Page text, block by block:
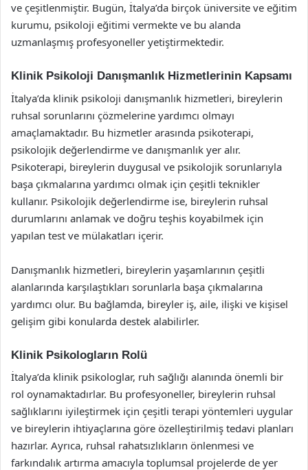
ve çeşitlenmiştir. Bugün, İtalya’da birçok üniversite ve eğitim
kurumu, psikoloji eğitimi vermekte ve bu alanda
uzmanlaşmış profesyoneller yetiştirmektedir.
Klinik Psikoloji Danışmanlık Hizmetlerinin Kapsamı
İtalya’da klinik psikoloji danışmanlık hizmetleri, bireylerin
ruhsal sorunlarını çözmelerine yardımcı olmayı
amaçlamaktadır. Bu hizmetler arasında psikoterapi,
psikolojik değerlendirme ve danışmanlık yer alır.
Psikoterapi, bireylerin duygusal ve psikolojik sorunlarıyla
başa çıkmalarına yardımcı olmak için çeşitli teknikler
kullanır. Psikolojik değerlendirme ise, bireylerin ruhsal
durumlarını anlamak ve doğru teşhis koyabilmek için
yapılan test ve mülakatları içerir.
Danışmanlık hizmetleri, bireylerin yaşamlarının çeşitli
alanlarında karşılaştıkları sorunlarla başa çıkmalarına
yardımcı olur. Bu bağlamda, bireyler iş, aile, ilişki ve kişisel
gelişim gibi konularda destek alabilirler.
Klinik Psikologların Rolü
İtalya’da klinik psikologlar, ruh sağlığı alanında önemli bir
rol oynamaktadırlar. Bu profesyoneller, bireylerin ruhsal
sağlıklarını iyileştirmek için çeşitli terapi yöntemleri uygular
ve bireylerin ihtiyaçlarına göre özelleştirilmiş tedavi planları
hazırlar. Ayrıca, ruhsal rahatsızlıkların önlenmesi ve
farkındalık artırma amacıyla toplumsal projelerde de yer